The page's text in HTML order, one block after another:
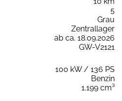
5
Grau
Zentrallager
ab ca. 18.09.2026
GW-V2121
100 kW / 136 PS
Benzin
1.199 cm³